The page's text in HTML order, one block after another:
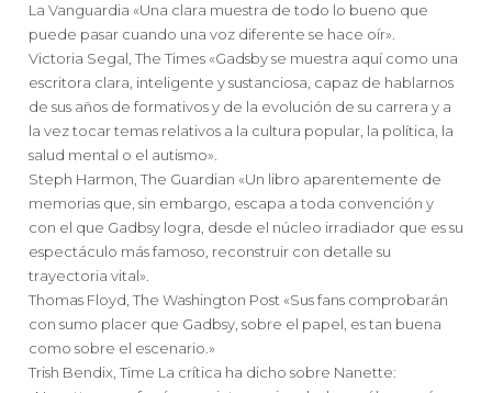
La Vanguardia «Una clara muestra de todo lo bueno que
puede pasar cuando una voz diferente se hace oír».
Victoria Segal, The Times «Gadsby se muestra aquí como una
escritora clara, inteligente y sustanciosa, capaz de hablarnos
de sus años de formativos y de la evolución de su carrera y a
la vez tocar temas relativos a la cultura popular, la política, la
salud mental o el autismo».
Steph Harmon, The Guardian «Un libro aparentemente de
memorias que, sin embargo, escapa a toda convención y
con el que Gadbsy logra, desde el núcleo irradiador que es su
espectáculo más famoso, reconstruir con detalle su
trayectoria vital».
Thomas Floyd, The Washington Post «Sus fans comprobarán
con sumo placer que Gadbsy, sobre el papel, es tan buena
como sobre el escenario.»
Trish Bendix, Time La crítica ha dicho sobre Nanette: